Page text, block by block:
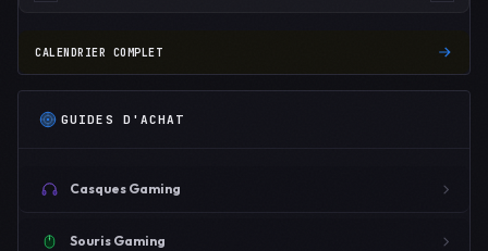
CALENDRIER COMPLET
GUIDES D'ACHAT
Casques Gaming
Souris Gaming